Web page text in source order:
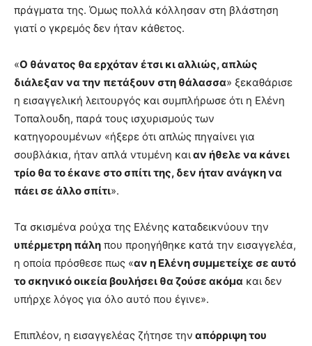
πράγματα της. Όμως πολλά κόλλησαν στη βλάστηση
γιατί ο γκρεμός δεν ήταν κάθετος.
«Ο θάνατος θα ερχόταν έτσι κι αλλιώς, απλώς
διάλεξαν να την πετάξουν στη θάλασσα» ξεκαθάρισε
η εισαγγελική λειτουργός και συμπλήρωσε ότι η Ελένη
Τοπαλουδη, παρά τους ισχυρισμούς των
κατηγορουμένων «ήξερε ότι απλώς πηγαίνει για
σουβλάκια, ήταν απλά ντυμένη καιαν ήθελε να κάνει
τρίο θα το έκανε στο σπίτι της, δεν ήταν ανάγκη να
πάει σε άλλο σπίτι».
Τα σκισμένα ρούχα της Ελένης καταδεικνύουν την
υπέρμετρη πάλη που προηγήθηκε κατά την εισαγγελέα,
η οποία πρόσθεσε πως «αν η Ελένη συμμετείχε σε αυτό
το σκηνικό οικεία βουλήσει θα ζούσε ακόμα και δεν
υπήρχε λόγος για όλο αυτό που έγινε».
Επιπλέον, η εισαγγελέας ζήτησε την απόρριψη του